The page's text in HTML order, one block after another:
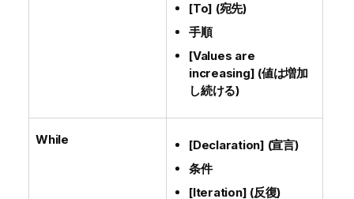
[To] (宛先)
手順
[Values are
increasing] (値は増加
し続ける)
While
[Declaration] (宣言)
条件
[Iteration] (反復)